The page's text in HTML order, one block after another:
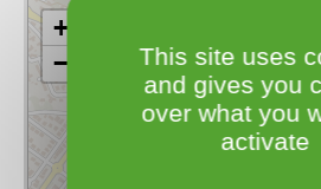
+
−
This site uses
and gives you
over what you
activate